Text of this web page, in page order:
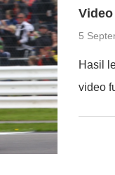
5
Hasil
video